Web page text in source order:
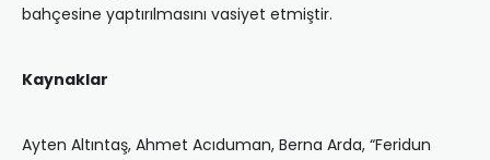
bahçesine yaptırılmasını vasiyet etmiştir.
Kaynaklar
Ayten Altıntaş, Ahmet Acıduman, Berna Arda, “Feridun